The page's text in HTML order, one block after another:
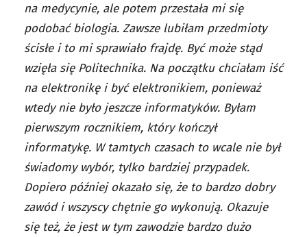
na medycynie, ale potem przestała mi się
podobać biologia. Zawsze lubiłam przedmioty
ścisłe i to mi sprawiało frajdę. Być może stąd
wzięła się Politechnika. Na początku chciałam iść
na elektronikę i być elektronikiem, ponieważ
wtedy nie było jeszcze informatyków. Byłam
pierwszym rocznikiem, który kończył
informatykę. W tamtych czasach to wcale nie był
świadomy wybór, tylko bardziej przypadek.
Dopiero później okazało się, że to bardzo dobry
zawód i wszyscy chętnie go wykonują. Okazuje
się też, że jest w tym zawodzie bardzo dużo